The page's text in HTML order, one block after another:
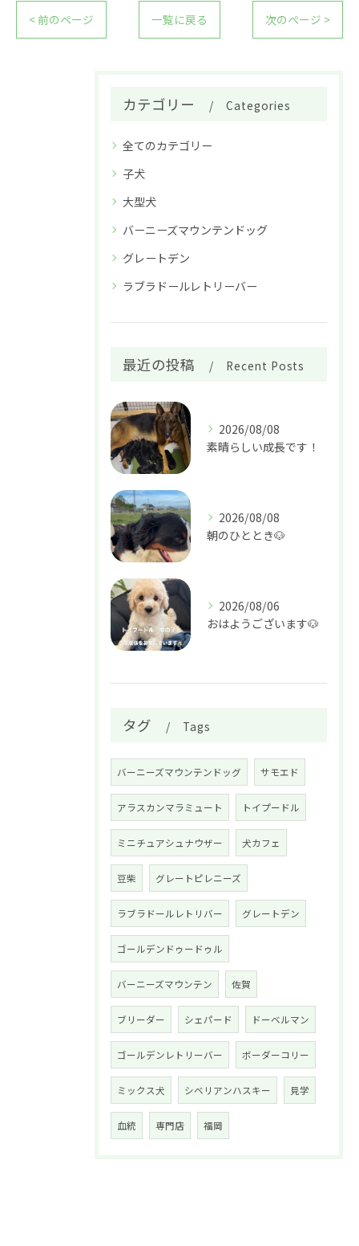
< 前のページ 一覧に戻る 次のページ >
カテゴリー Categories
全てのカテゴリー
子犬
大型犬
バーニーズマウンテンドッグ
グレートデン
ラブラドールレトリーバー
最近の投稿 Recent Posts
2026/08/08
素晴らしい成長です！
2026/08/08
朝のひととき🐶
2026/08/06
おはようございます🐶
タグ Tags
バーニーズマウンテンドッグ サモエド
アラスカンマラミュート トイプードル
ミニチュアシュナウザー 犬カフェ
豆柴 グレートピレニーズ
ラブラドールレトリバー グレートデン
ゴールデンドゥードゥル
バーニーズマウンテン 佐賀
ブリーダー シェパード ドーベルマン
ゴールデンレトリーバー ボーダーコリー
ミックス犬 シベリアンハスキー 見学
血統 専門店 福岡